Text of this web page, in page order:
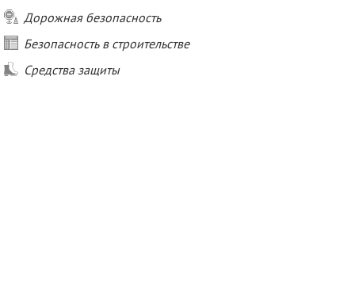
Дорожная безопасность
Безопасность в строительстве
Средства защиты